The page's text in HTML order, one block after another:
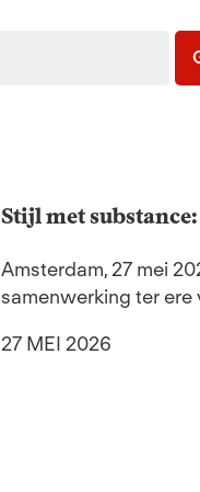
Stijl met
Amsterdam, 27 mei
samenwerking ter ere
27 MEI 2026